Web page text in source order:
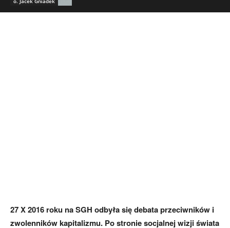
27 X 2016 roku na SGH odbyła się debata przeciwników i
zwolenników kapitalizmu. Po stronie socjalnej wizji świata